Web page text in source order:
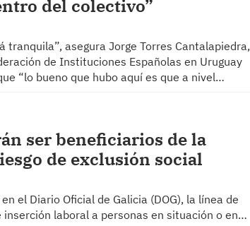
del colectivo”
tranquila”, asegura Jorge Torres Cantalapiedra,
de Instituciones Españolas en Uruguay
“lo bueno que hubo aquí es que a nivel…
ser beneficiarios de la
de exclusión social
el Diario Oficial de Galicia (DOG), la línea de
laboral a personas en situación o en…